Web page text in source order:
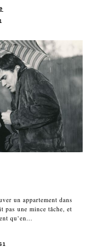
un appartement dans
pas une mince tâche, et
qu’en...